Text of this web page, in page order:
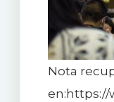
Nota
en:https://